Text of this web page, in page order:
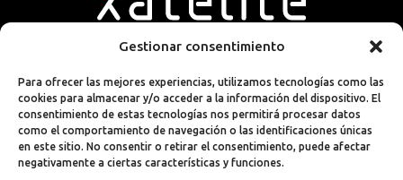
Gestionar consentimiento
Para ofrecer las mejores experiencias, utilizamos tecnologías como las
cookies para almacenar y/o acceder a la información del dispositivo. El
consentimiento de estas tecnologías nos permitirá procesar datos
como el comportamiento de navegación o las identificaciones únicas
en este sitio. No consentir o retirar el consentimiento, puede afectar
negativamente a ciertas características y funciones.
C/ Aniceto Marinas, 16 – 28008 Madrid
info@xatelite.com +34 91 178 19 99